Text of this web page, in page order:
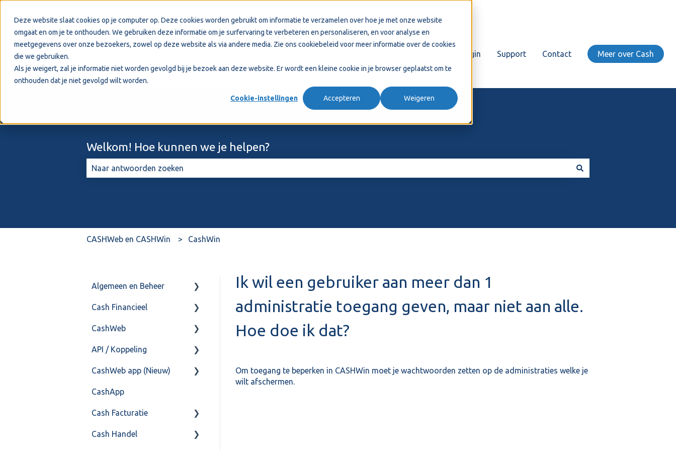
Deze website slaat cookies op je computer op. Deze cookies worden gebruikt om informatie te verzamelen over hoe je met onze website
omgaat en om je te onthouden. We gebruiken deze informatie om je surfervaring te verbeteren en personaliseren, en voor analyse en
meetgegevens over onze bezoekers, zowel op deze website als via andere media. Zie ons cookiebeleid voor meer informatie over de cookies
die we gebruiken.
Als je weigert, zal je informatie niet worden gevolgd bij je bezoek aan deze website. Er wordt een kleine cookie in je browser geplaatst om te
onthouden dat je niet gevolgd wilt worden.
Cookie-instellingen Accepteren Weigeren
Login Support Contact Meer over Cash
Welkom! Hoe kunnen we je helpen?
CASHWeb en CASHWin CashWin
Ik wil een gebruiker aan meer dan 1
administratie toegang geven, maar niet aan alle.
Hoe doe ik dat?
Om toegang te beperken in CASHWin moet je wachtwoorden zetten op de administraties welke je
wilt afschermen.
Algemeen en Beheer
Bank(koppeling)
Import/Export
Postbus
Training & Consultancy
Overig
Cash Financieel
Boekhoud
Fiscaal
Overig
CashWeb
CashHero Layout
Mailen vanuit CASHWeb
Algemeen gebruik
API / Koppeling
Algemeen
Api 3.0 (SOAP API)
API 4.0 (REST API)
CashWeb app (Nieuw)
Veel gestelde vragen
CashApp
Cash Facturatie
Factureren
Cash Handel